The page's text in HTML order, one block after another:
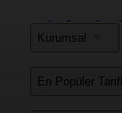
Kurumsal
En Popüler